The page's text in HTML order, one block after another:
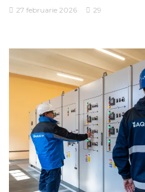
27 februarie 2026
29